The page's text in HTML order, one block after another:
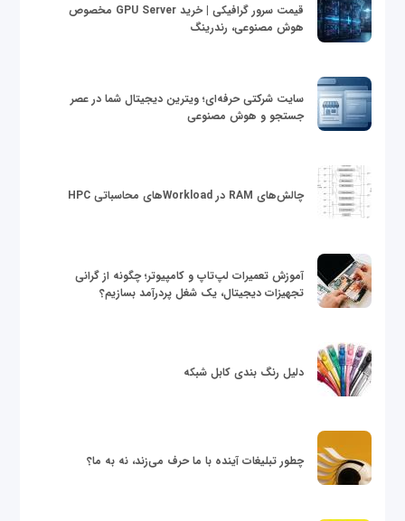
قیمت سرور گرافیکی | خرید GPU Server مخصوص
هوش مصنوعی، رندرینگ
سایت شرکتی حرفه‌ای؛ ویترین دیجیتال شما در عصر
جستجو و هوش مصنوعی
چالش‌های RAM در Workloadهای محاسباتی HPC
آموزش تعمیرات لپ‌تاپ و کامپیوتر؛ چگونه از گرانی
تجهیزات دیجیتال، یک شغل پردرآمد بسازیم؟
دلیل رنگ بندی کابل شبکه
چطور تبلیغات آینده با ما حرف می‌زند، نه به ما؟